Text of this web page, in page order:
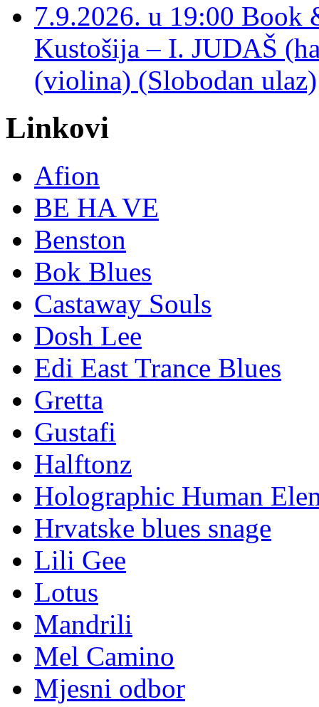
7.9.2026. u 19:00 Book
Kustošija – I. JUDAŠ
(violina) (Slobodan ulaz)
Linkovi
Afion
BE HA VE
Benston
Bok Blues
Castaway Souls
Dosh Lee
Edi East Trance Blues
Gretta
Gustafi
Halftonz
Holographic Human
Hrvatske blues snage
Lili Gee
Lotus
Mandrili
Mel Camino
Mjesni odbor